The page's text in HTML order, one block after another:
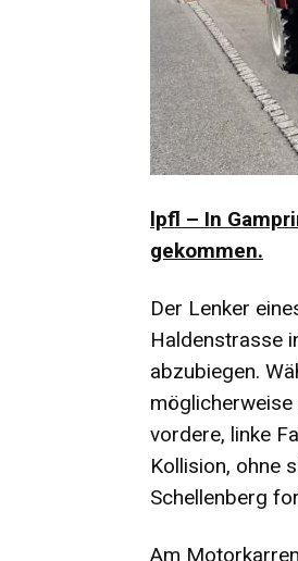
lpfl – In
gekommen.
Der Lenker
Haldenstrasse
abzubiegen.
vordere, linke
Kollision, ohne
Schellenberg
Am